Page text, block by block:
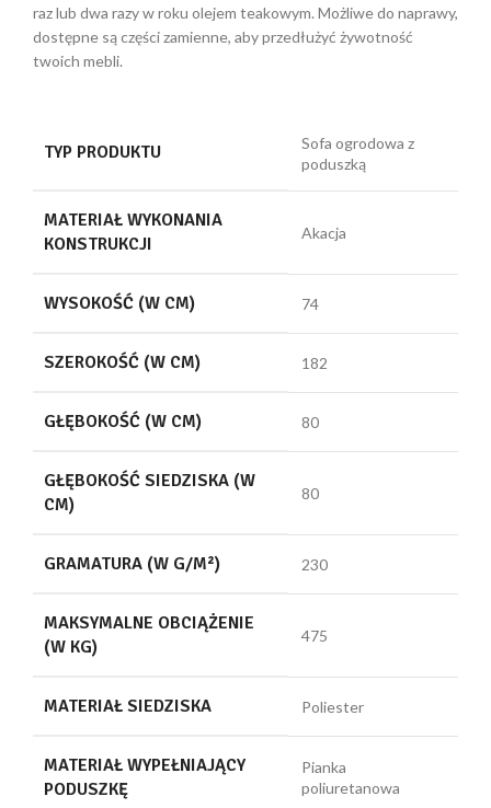
raz lub dwa razy w roku olejem teakowym. Możliwe do naprawy,
dostępne są części zamienne, aby przedłużyć żywotność
twoich mebli.
TYP PRODUKTU
Sofa ogrodowa z
poduszką
MATERIAŁ WYKONANIA
KONSTRUKCJI
Akacja
WYSOKOŚĆ (W CM) 74
SZEROKOŚĆ (W CM) 182
GŁĘBOKOŚĆ (W CM) 80
GŁĘBOKOŚĆ SIEDZISKA (W
CM)
80
GRAMATURA (W G/M²) 230
MAKSYMALNE OBCIĄŻENIE
(W KG)
475
MATERIAŁ SIEDZISKA Poliester
MATERIAŁ WYPEŁNIAJĄCY
PODUSZKĘ
Pianka
poliuretanowa